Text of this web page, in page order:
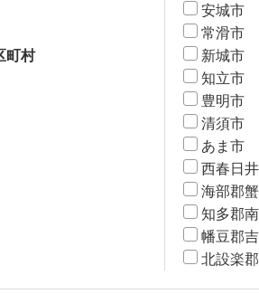
町村
安城市
常滑市
新城市
知立市
豊明市
清須市
あま市
西春日
海部郡
知多郡
幡豆郡
北設楽